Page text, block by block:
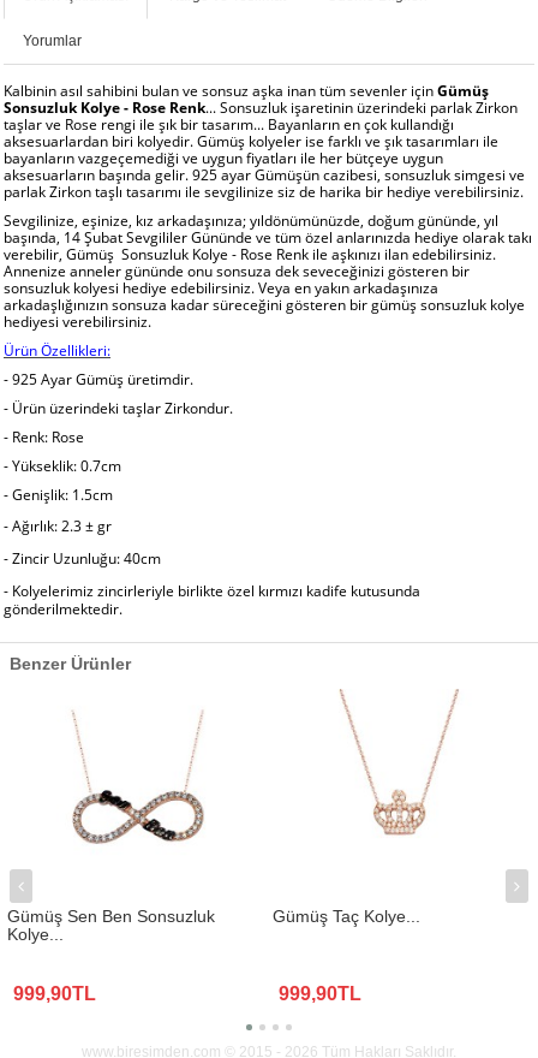
Yorumlar
Kalbinin asıl sahibini bulan ve sonsuz aşka inan tüm sevenler içinGümüş
Sonsuzluk Kolye - Rose Renk... Sonsuzluk işaretinin üzerindeki parlak Zirkon
taşlar ve Rose rengi ile şık bir tasarım... Bayanların en çok kullandığı
aksesuarlardan biri kolyedir. Gümüş kolyeler ise farklı ve şık tasarımları ile
bayanların vazgeçemediği ve uygun fiyatları ile her bütçeye uygun
aksesuarların başında gelir. 925 ayar Gümüşün cazibesi, sonsuzluk simgesi ve
parlak Zirkon taşlı tasarımı ile sevgilinize siz de harika bir hediye verebilirsiniz.
Sevgilinize, eşinize, kız arkadaşınıza; yıldönümünüzde, doğum gününde, yıl
başında, 14 Şubat Sevgililer Gününde ve tüm özel anlarınızda hediye olarak takı
verebilir, Gümüş Sonsuzluk Kolye - Rose Renk ile aşkınızı ilan edebilirsiniz.
Annenize anneler gününde onu sonsuza dek seveceğinizi gösteren bir
sonsuzluk kolyesi hediye edebilirsiniz. Veya en yakın arkadaşınıza
arkadaşlığınızın sonsuza kadar süreceğini gösteren bir gümüş sonsuzluk kolye
hediyesi verebilirsiniz.
Ürün Özellikleri:
- 925 Ayar Gümüş üretimdir.
- Ürün üzerindeki taşlar Zirkondur.
- Renk: Rose
- Yükseklik: 0.7cm
- Genişlik: 1.5cm
- Ağırlık: 2.3±gr
- Zincir Uzunluğu: 40cm
- Kolyelerimiz zincirleriyle birlikte özel kırmızı kadife kutusunda
gönderilmektedir.
Benzer Ürünler
Gümüş Sen Ben Sonsuzluk
Kolye...
999,90TL
Gümüş Taç Kolye...
999,90TL
www.biresimden.com © 2015 - 2026 Tüm Hakları Saklıdır.